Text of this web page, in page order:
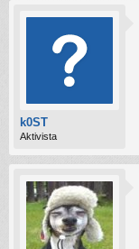
k0ST
Aktivista